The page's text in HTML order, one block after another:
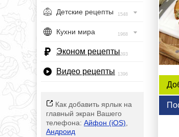
Детские рецепты 1548
Кухни мира 1968
Эконом рецепты393
Видео рецепты 1396
Как добавить ярлык на
главный экран Вашего
телефона: Айфон (iOS)
Андроид